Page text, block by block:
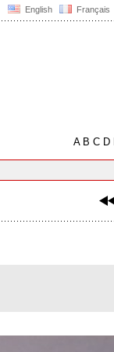
English Français
AB C D